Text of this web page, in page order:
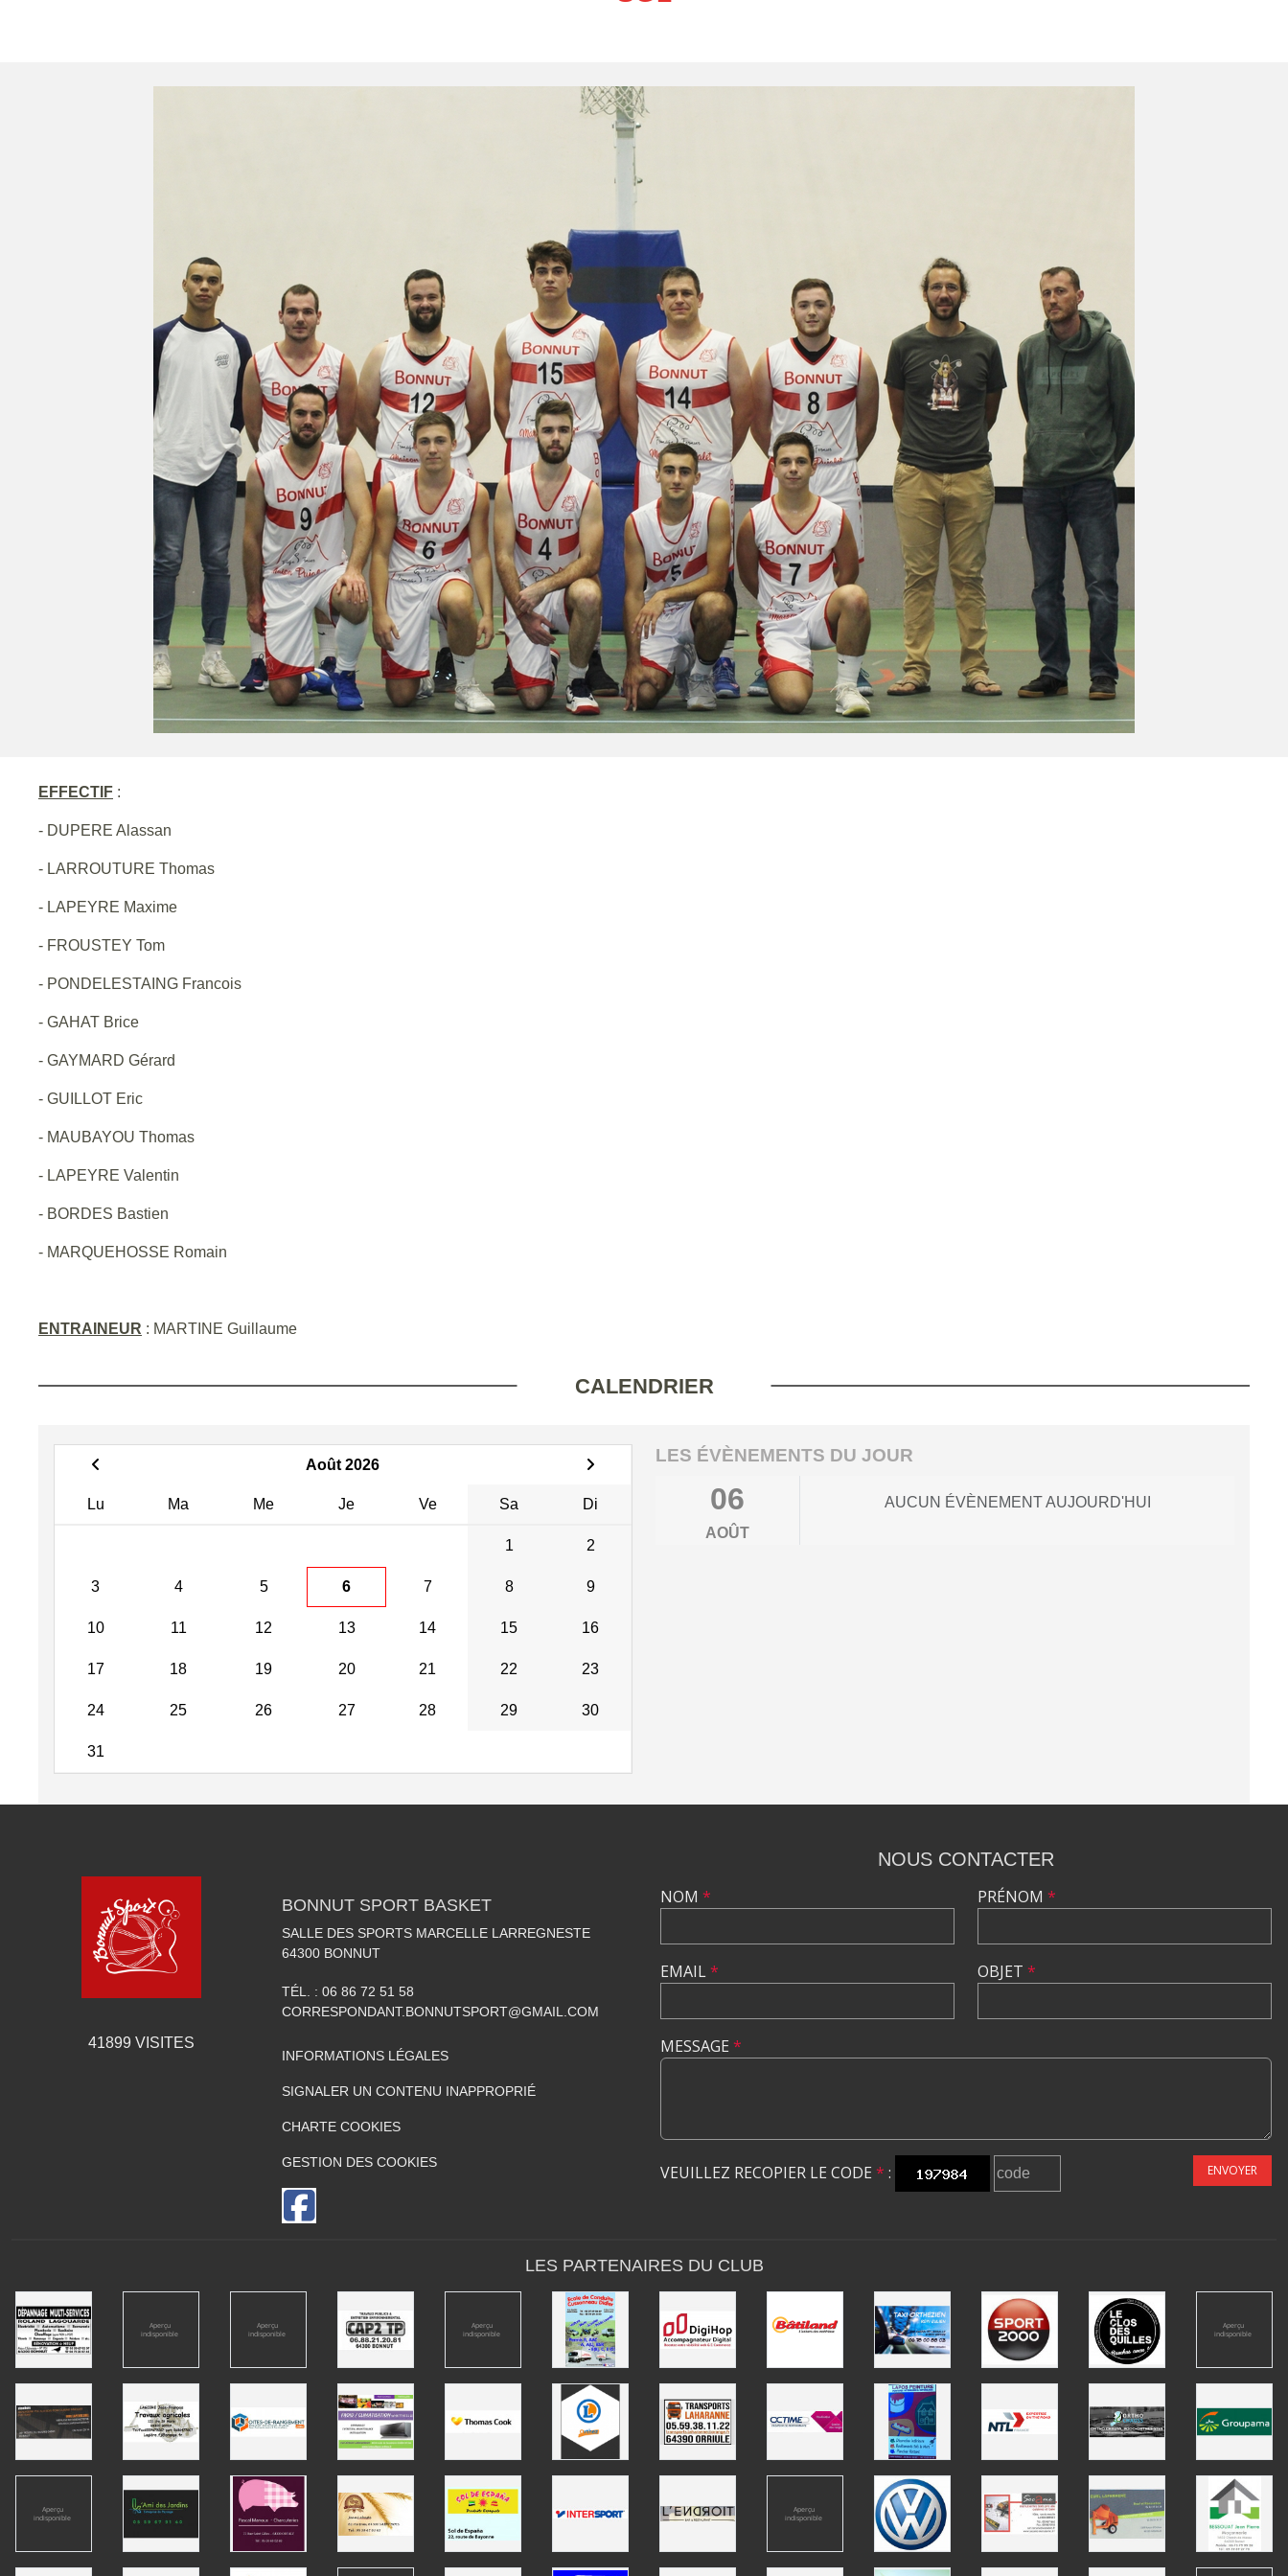
EFFECTIF :
- DUPERE Alassan
- LARROUTURE Thomas
- LAPEYRE Maxime
- FROUSTEY Tom
- PONDELESTAING Francois
- GAHAT Brice
- GAYMARD Gérard
- GUILLOT Eric
- MAUBAYOU Thomas
- LAPEYRE Valentin
- BORDES Bastien
- MARQUEHOSSE Romain
ENTRAINEUR : MARTINE Guillaume
CALENDRIER
Août 2026
Lu Ma Me Je Ve Sa Di
1 2
3 4 5 6 7 8 9
10 11 12 13 14 15 16
17 18 19 20 21 22 23
24 25 26 27 28 29 30
31
LES ÉVÈNEMENTS DU JOUR
06
AOÛT
AUCUN ÉVÈNEMENT AUJOURD'HUI
41899 VISITES
BONNUT SPORT BASKET
SALLE DES SPORTS MARCELLE LARREGNESTE
64300 BONNUT
TÉL. : 06 86 72 51 58
CORRESPONDANT.BONNUTSPORT@GMAIL.COM
INFORMATIONS LÉGALES
SIGNALER UN CONTENU INAPPROPRIÉ
CHARTE COOKIES
GESTION DES COOKIES
NOUS CONTACTER
NOM *
EMAIL*
PRÉNOM *
OBJET *
MESSAGE *
VEUILLEZ RECOPIER LE CODE * : ENVOYER
LES PARTENAIRES DU CLUB